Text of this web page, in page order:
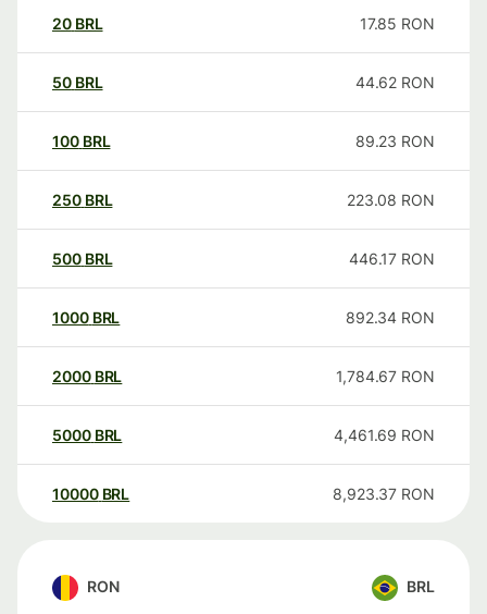
20 BRL 17.85 RON
50 BRL 44.62 RON
100 BRL 89.23 RON
250 BRL 223.08 RON
500 BRL 446.17 RON
1000 BRL 892.34 RON
2000 BRL 1,784.67 RON
5000 BRL 4,461.69 RON
10000 BRL 8,923.37 RON
RON BRL